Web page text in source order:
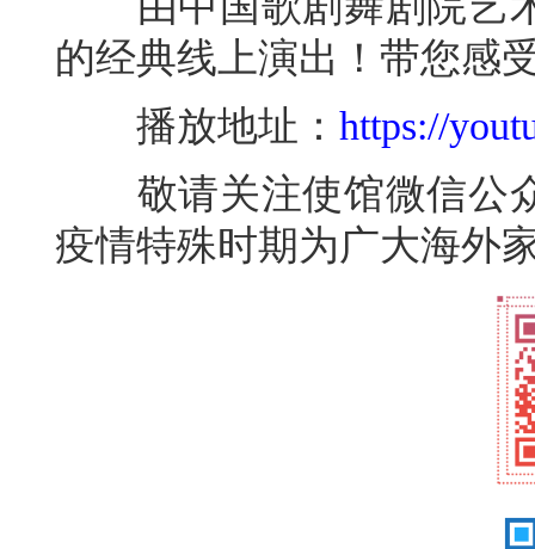
的经典线上演出！带您感
播放地址： https://
敬请关注使馆微信公众
疫情特殊时期为广大海外